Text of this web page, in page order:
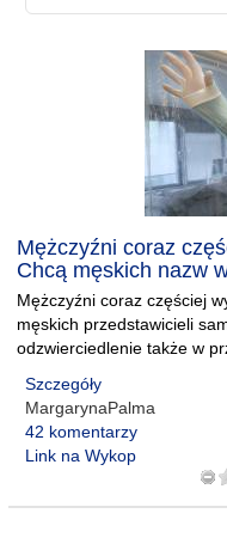
Mężczyźni coraz
Chcą męskich nazw
Mężczyźni coraz częściej
męskich przedstawicieli
odzwierciedlenie także w
Szczegóły
MargarynaPalma
42 komentarzy
Link na Wykop